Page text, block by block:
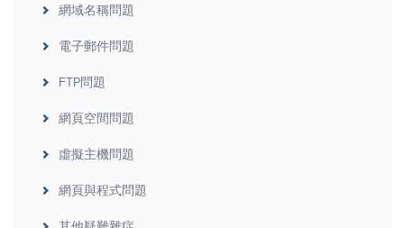
網域名稱問題
電子郵件問題
FTP問題
網頁空間問題
虛擬主機問題
網頁與程式問題